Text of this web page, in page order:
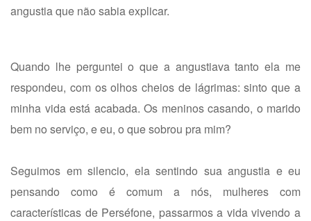
angustia que não sabia explicar.
Quando lhe perguntei o que a angustiava tanto ela me
respondeu, com os olhos cheios de lágrimas: sinto que a
minha vida está acabada. Os meninos casando, o marido
bem no serviço, e eu, o que sobrou pra mim?
Seguimos em silencio, ela sentindo sua angustia e eu
pensando como é comum a nós, mulheres com
características de Perséfone, passarmos a vida vivendo a